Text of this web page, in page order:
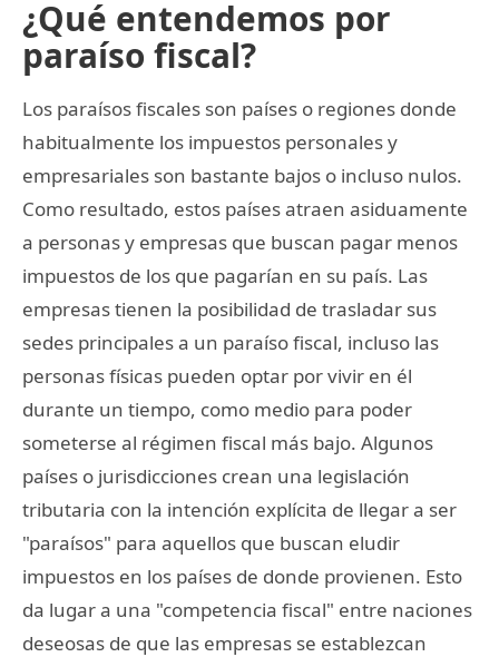
¿Qué entendemos por
paraíso fiscal?
Los paraísos fiscales son países o regiones donde
habitualmente los impuestos personales y
empresariales son bastante bajos o incluso nulos.
Como resultado, estos países atraen asiduamente
a personas y empresas que buscan pagar menos
impuestos de los que pagarían en su país. Las
empresas tienen la posibilidad de trasladar sus
sedes principales a un paraíso fiscal, incluso las
personas físicas pueden optar por vivir en él
durante un tiempo, como medio para poder
someterse al régimen fiscal más bajo. Algunos
países o jurisdicciones crean una legislación
tributaria con la intención explícita de llegar a ser
"paraísos" para aquellos que buscan eludir
impuestos en los países de donde provienen. Esto
da lugar a una "competencia fiscal" entre naciones
deseosas de que las empresas se establezcan